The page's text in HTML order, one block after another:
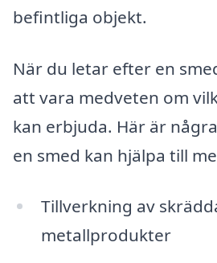
befintliga objekt.
När du letar efter en
att vara medveten om
kan erbjuda. Här är
en smed kan hjälpa till
Tillverkning av
metallprodukter